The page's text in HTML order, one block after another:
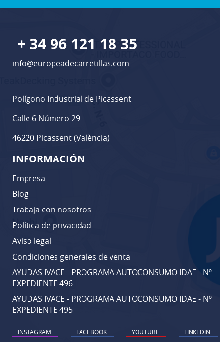
+ 34 96 121 18 35
info@europeadecarretillas.com
Polígono Industrial de Picassent
Calle 6 Número 29
46220 Picassent (València)
INFORMACIÓN
Empresa
Blog
Trabaja con nosotros
Política de privacidad
Aviso legal
Condiciones generales de venta
AYUDAS IVACE - PROGRAMA AUTOCONSUMO IDAE - Nº
EXPEDIENTE 496
AYUDAS IVACE - PROGRAMA AUTOCONSUMO IDAE - Nº
EXPEDIENTE 495
INSTAGRAM FACEBOOK YOUTUBE LINKEDIN